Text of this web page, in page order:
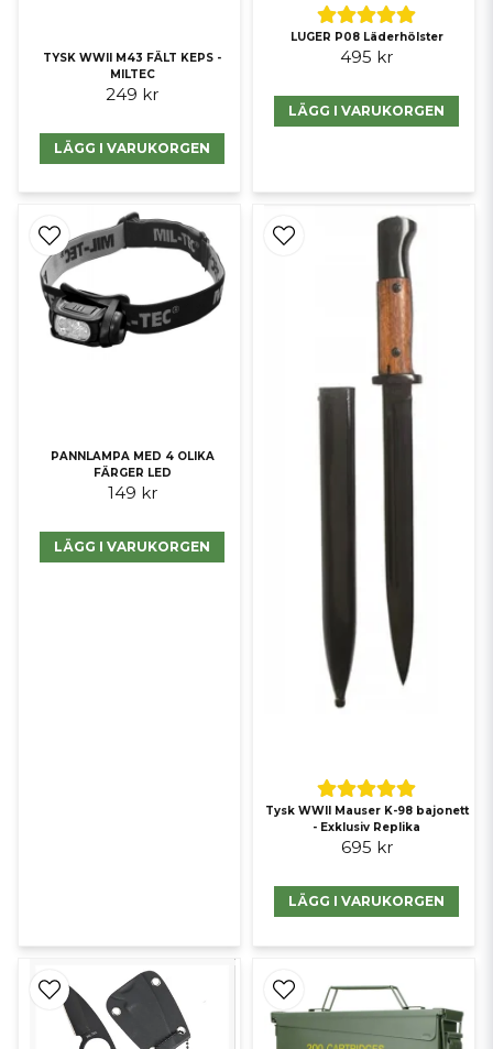
TYSK WWII M43 FÄLT KEPS -
MILTEC
249 kr
LÄGG I VARUKORGEN
LUGER P08 Läderhölster
495 kr
LÄGG I VARUKORGEN
PANNLAMPA MED 4 OLIKA
FÄRGER LED
149 kr
LÄGG I VARUKORGEN
Tysk WWII Mauser K-98 bajonett
- Exklusiv Replika
695 kr
LÄGG I VARUKORGEN